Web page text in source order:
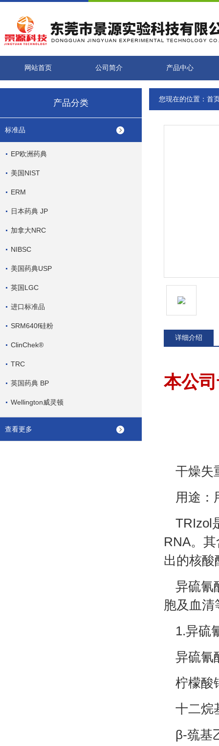
网站首页 公司简介 产品中心
产品分类
标准品
EP欧洲药典
美国NIST
ERM
日本药典 JP
加拿大NRC
NIBSC
美国药典USP
英国LGC
进口标准品
SRM640f硅粉
ClinChek®
TRC
英国药典 BP
Wellington威灵顿
查看更多
您现在的位置： 首
详细介绍
本公
干燥失
用途：
TRIzol
RNA。
出的核酸
异硫氰
胞及血清
1.异硫
异硫氰
柠檬酸
十二烷
β-巯基